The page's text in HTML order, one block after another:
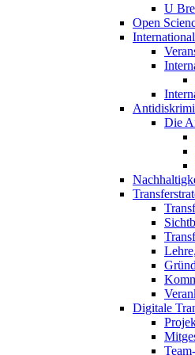
U
Open
International
Die
Digitale